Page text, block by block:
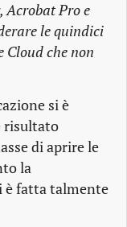
Pro e
le quindici
che non
si è
risultato
di aprire le
la
è fatta talmente